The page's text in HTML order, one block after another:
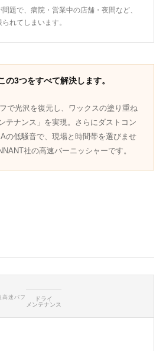
題で、病院・営業中の店舗・夜間など、
れてしまいます。
の3つをすべて解決します。
で光沢を復元し、ワックスの塗り重ね
テナンス」を実現。さらにダストコン
の低騒音で、現場と時間帯を選びませ
社の高速バーニッシャーです。
高速バフ
ドライ
メンテナンス